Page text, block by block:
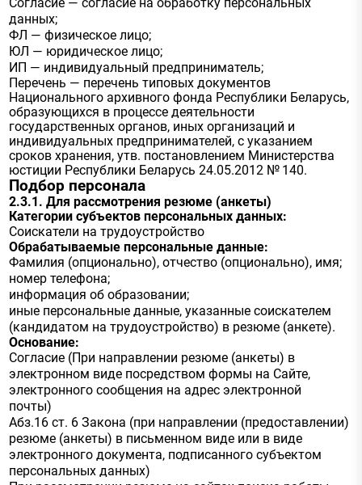
Согласие — согласие на обработку персональных
данных;
ФЛ — физическое лицо;
ЮЛ — юридическое лицо;
ИП — индивидуальный предприниматель;
Перечень — перечень типовых документов
Национального архивного фонда Республики Беларусь,
образующихся в процессе деятельности
государственных органов, иных организаций и
индивидуальных предпринимателей, с указанием
сроков хранения, утв. постановлением Министерства
юстиции Республики Беларусь 24.05.2012 № 140.
Подбор персонала
2.3.1. Для рассмотрения резюме (анкеты)
Категории субъектов персональных данных:
Соискатели на трудоустройство
Обрабатываемые персональные данные:
Фамилия (опционально), отчество (опционально), имя;
номер телефона;
информация об образовании;
иные персональные данные, указанные соискателем
(кандидатом на трудоустройство) в резюме (анкете).
Основание:
Согласие (При направлении резюме (анкеты) в
электронном виде посредством формы на Сайте,
электронного сообщения на адрес электронной
почты)
Абз.16 ст. 6 Закона (при направлении (предоставлении)
резюме (анкеты) в письменном виде или в виде
электронного документа, подписанного субъектом
персональных данных)